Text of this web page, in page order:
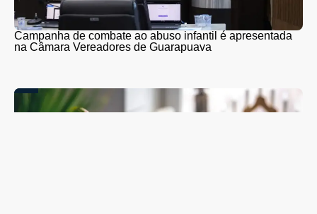
Campanha de combate ao abuso infantil é apresentada
na Câmara Vereadores de Guarapuava